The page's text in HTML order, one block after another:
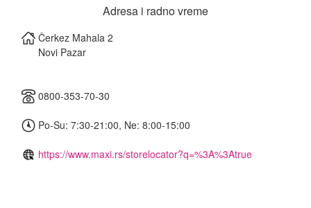
Adresa i radno vreme
Čerkez Mahala 2
Novi Pazar
0800-353-70-30
Po-Su: 7:30-21:00, Ne: 8:00-15:00
https://www.maxi.rs/storelocator?q=%3A%3Atrue